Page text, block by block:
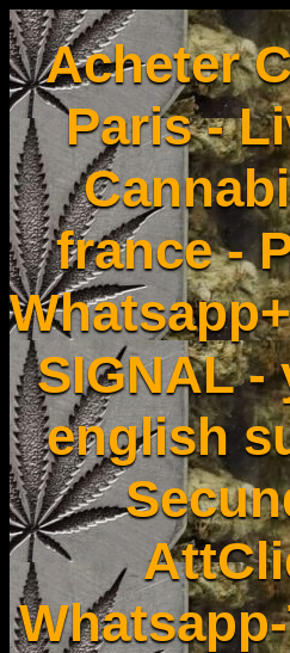
Acheter
Paris -
france -
SIGNAL -
english